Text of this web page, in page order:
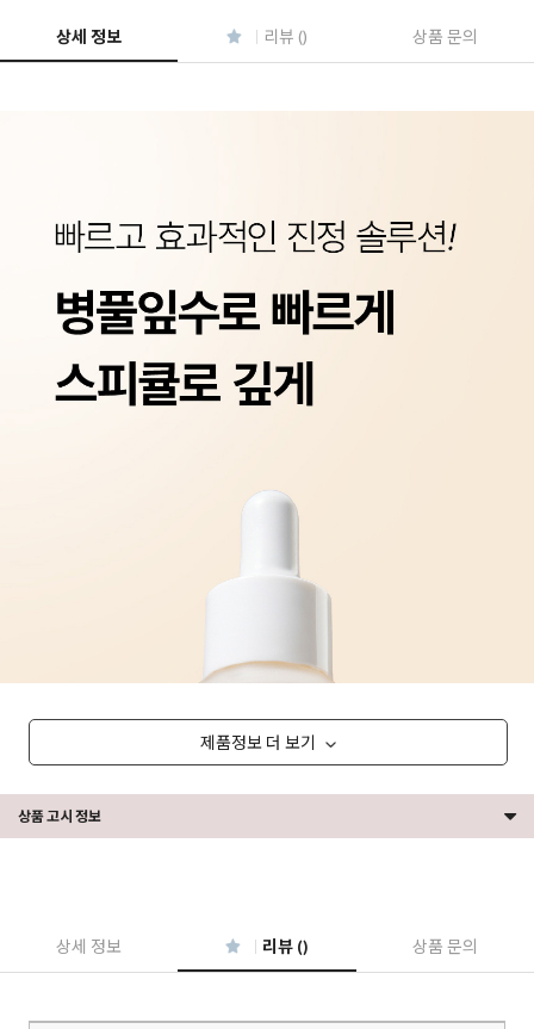
상세 정보 리뷰 () 상품 문의
제품정보 더 보기
상품 고시 정보
상세 정보 리뷰 () 상품 문의